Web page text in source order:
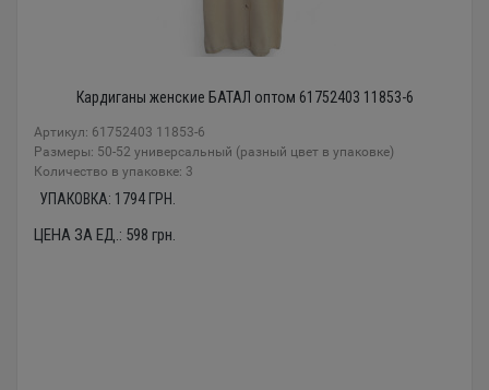
Кардиганы женские БАТАЛ оптом 61752403 11853-6
Артикул: 61752403 11853-6
Размеры: 50-52 универсальный (разный цвет в упаковке)
Количество в упаковке: 3
УПАКОВКА: 1794 ГРН.
ЦЕНА ЗА ЕД.: 598 грн.